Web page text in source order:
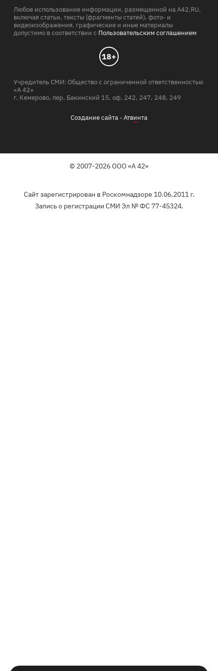
Любое использование информации, размещенной на A42.RU,
включая статьи, тексты (фрагменты статей), фото- и
видеоизображения, графические и иные материалы
допустимо в соответствии с Пользовательским соглашением
18+
Учредитель СМИ: Общество с ограниченной ответственностью
«А 42»
г. Кемерово, пер. Бакинский 15, оф. 242, 247, 248, 249
Создание сайта -Атвинта
© 2007-2026 ООО «А 42»
Сайт зарегистрирован в Роскомнадзоре 10.06.2011 г.
Запись о регистрации СМИ Эл № ФС 77-45324.